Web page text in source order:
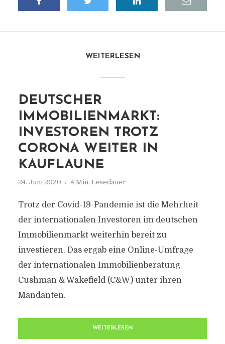
WEITERLESEN
DEUTSCHER
IMMOBILIENMARKT:
INVESTOREN TROTZ
CORONA WEITER IN
KAUFLAUNE
24. Juni 2020 4 Min. Lesedauer
Trotz der Covid-19-Pandemie ist die Mehrheit
der internationalen Investoren im deutschen
Immobilienmarkt weiterhin bereit zu
investieren. Das ergab eine Online-Umfrage
der internationalen Immobilienberatung
Cushman & Wakefield (C&W) unter ihren
Mandanten.
WEITERLESEN